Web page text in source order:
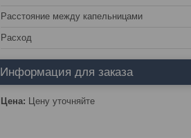
Расстояние между капельницами
Расход
Информация для заказа
Цена: Цену уточняйте